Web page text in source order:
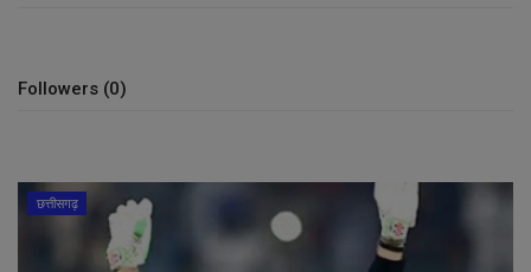
Followers (0)
छत्तीसगढ़